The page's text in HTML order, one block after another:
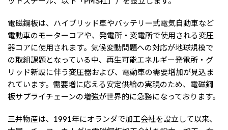
モロッコで、世界で、タン
パク質バリューチェーン
八代 侑輝
すべては、志からはじま
リーダーシップチーム・役員一覧
事業本部紹介
コーポレート・ガバナンス
三井物産のDX
三井物産の人材マネジメント
ライブラリー
トピックス
2026年
2025年
2024年
2023年
2022年
2021年
2020年
2019年
サステナビリティ
トップ
サステナビリティ最新情報
トップコミットメント
サステナビリティ経営
Environment
Social
Governance
マテリアリティ
三井物産の人材マネジメント
投資家情報
トップ
IR最新情報
経営方針・戦略
財務・業績情報
IR説明会
Careers
トップ
三井物産について
電磁鋼板は、ハイブリッド車やバッテリー式電気自動車など
電動車のモーターコアや、発電所・変電所で使用される変圧
器コアに使用されます。気候変動問題への対応が地球規模で
の取組課題となっている中、再生可能エネルギー発電所・グ
リッド新設に伴う変圧器および、電動車の需要増加が見込ま
れています。需要増に応える安定供給の実現のため、電磁鋼
板サプライチェーンの増強が世界的に急務になっております。
三井物産は、1991年にオランダで加工会社を設立して以来、